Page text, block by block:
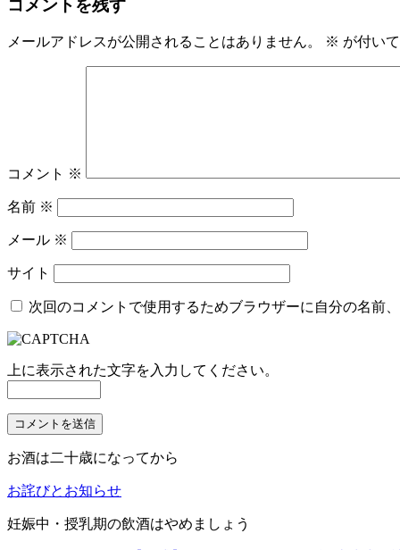
ョ
ン
コメントを残す
メールアドレスが公開されることはありません。 ※ が付い
コメント ※
名前 ※
メール ※
サイト
次回のコメントで使用するためブラウザーに自分の名前
上に表示された文字を入力してください。
お酒は二十歳になってから
お詫びとお知らせ
妊娠中・授乳期の飲酒はやめましょう